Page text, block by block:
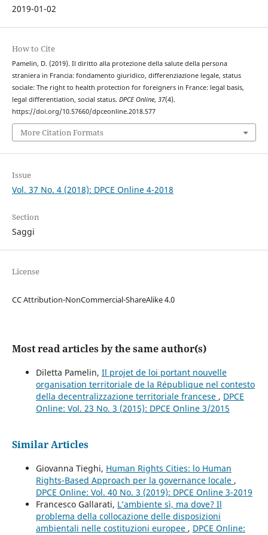
2019-01-02
How to Cite
Pamelin, D. (2019). Il diritto alla protezione della salute della persona
straniera in Francia: fondamento giuridico, differenziazione legale, status
sociale: The right to health protection for foreigners in France: legal basis,
legal differentiation, social status. DPCE Online, 37(4).
https://doi.org/10.57660/dpceonline.2018.577
More Citation Formats
Issue
Vol. 37 No. 4 (2018): DPCE Online 4-2018
Section
Saggi
License
CC Attribution-NonCommercial-ShareAlike 4.0
Most read articles by the same author(s)
Diletta Pamelin, Il projet de loi portant nouvelle
organisation territoriale de la République nel contesto
della decentralizzazione territoriale francese , DPCE
Online: Vol. 23 No. 3 (2015): DPCE Online 3/2015
Similar Articles
Giovanna Tieghi, Human Rights Cities: lo Human
Rights-Based Approach per la governance locale ,
DPCE Online: Vol. 40 No. 3 (2019): DPCE Online 3-2019
Francesco Gallarati, L’ambiente sì, ma dove? Il
problema della collocazione delle disposizioni
ambientali nelle costituzioni europee , DPCE Online: